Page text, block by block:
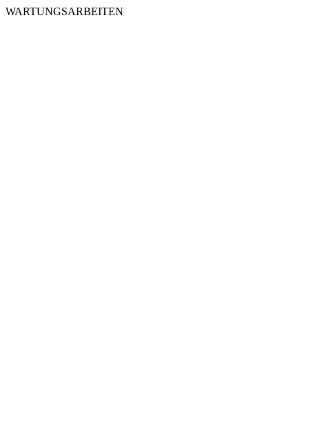
WARTUNGSARBEITEN